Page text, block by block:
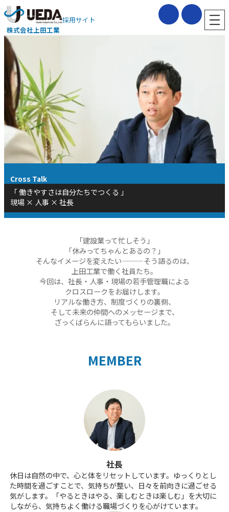
内
容
を
ス
株式会社上田工業
採用サイト
Cross Talk
「 働きやすさは自分たちでつくる 」
現場 × 人事 × 社長
「建設業って忙しそう」
「休みってちゃんとあるの？」
そんなイメージを変えたい———そう語るのは、
上田工業で働く社員たち。
今回は、社長・人事・現場の若手管理職による
クロスロークをお届けします。
リアルな働き方、制度づくりの裏側、
そして未来の仲間へのメッセージまで、
ざっくばらんに語ってもらいました。
MEMBER
社長
休日は自然の中で、心と体をリセットしています。ゆっくりとし
た時間を過ごすことで、気持ちが整い、日々を前向きに過ごせる
気がします。「やるときはやる、楽しむときは楽しむ」を大切に
しながら、気持ちよく働ける職場づくりを心がけています。